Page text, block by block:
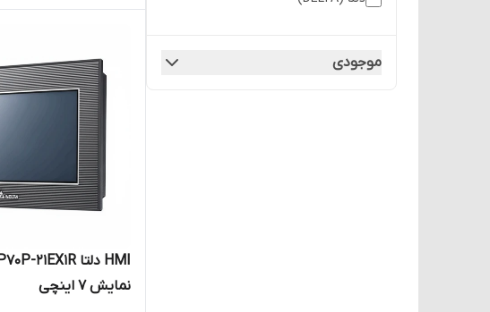
موجودی
نمایش 7 اینچی